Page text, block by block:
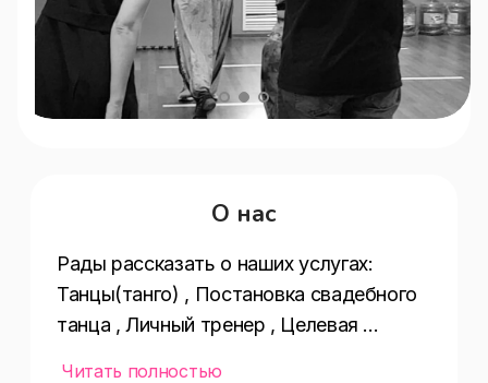
О нас
Рады рассказать о наших услугах:
Танцы(танго) , Постановка свадебного
танца , Личный тренер , Целевая
Читать полностью